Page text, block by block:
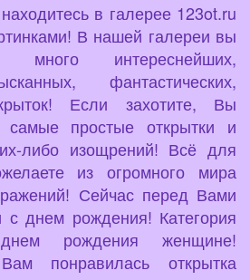
в галерее 123ot.ru
В нашей галереи вы
много интереснейших,
фантастических,
Если захотите, Вы
простые открытки и
либо изощрений! Всё для
из огромного мира
Сейчас перед Вами
с днем рождения! Категория
рождения женщине!
понравилась открытка